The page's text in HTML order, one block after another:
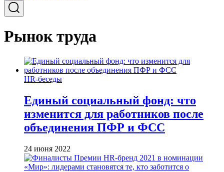
Рынок труда
HR-беседы
Единый социальный фонд: что
изменится для работников после
объединения ПФР и ФСС
24 июня 2022